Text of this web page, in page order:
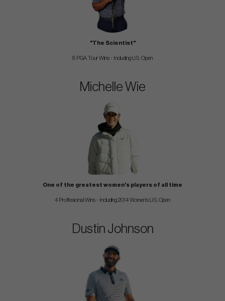
"The Scientist"
8 PGA Tour Wins - Including U.S. Open
Michelle Wie
One of the greatest women's players of all time
4 Proffesional Wins - Including 2014 Women's U.S. Open
Dustin Johnson